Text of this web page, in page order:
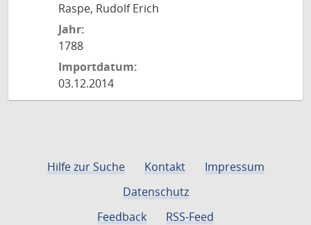
Raspe, Rudolf Erich
Jahr:
1788
Importdatum:
03.12.2014
Hilfe zur Suche Kontakt
Impressum
Datenschutz
Feedback
RSS-Feed